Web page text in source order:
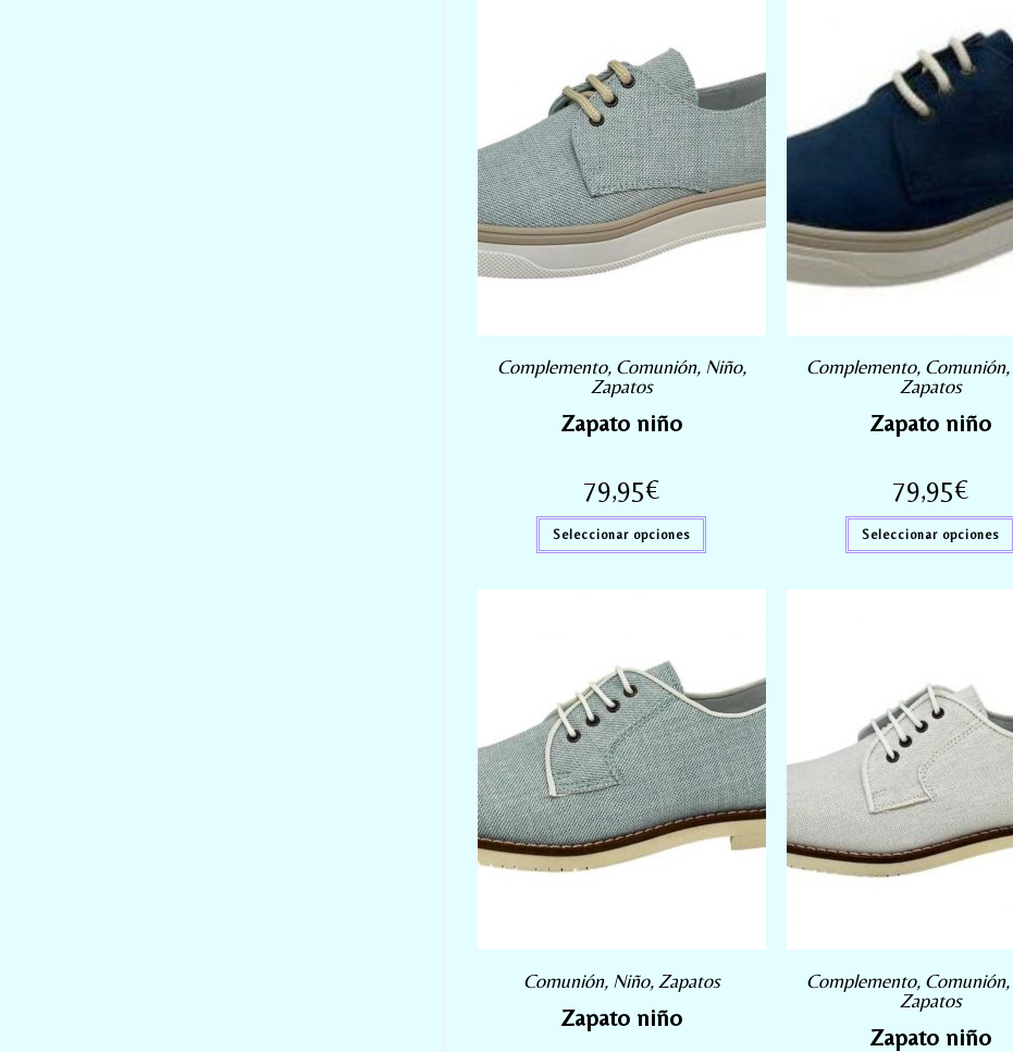
Complemento, Comunión, Niño,
Zapatos
Zapato niño
79,95€
Seleccionar opciones
Complemento, Comunión,
Zapatos
Zapato niño
79,95€
Seleccionar opciones
Comunión, Niño, Zapatos
Zapato niño
Complemento, Comunión,
Zapatos
Zapato niño